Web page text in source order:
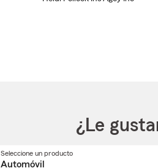
¿Le
Seleccione un productoSeleccione